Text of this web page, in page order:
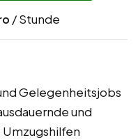
/ Stunde
Gelegenheitsjobs
und